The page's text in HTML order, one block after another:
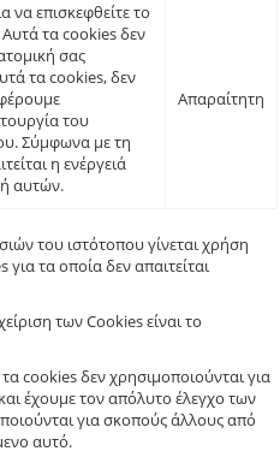
να επισκεφθείτε το
τα cookies δεν
σας
τα cookies, δεν
του
Σύμφωνα με τη
η ενέργειά
αυτών.
Απαραίτητη
του ιστότοπου γίνεται χρήση
τα οποία δεν απαιτείται
των Cookies είναι το
cookies δεν χρησιμοποιούνται για
έχουμε τον απόλυτο έλεγχο των
για σκοπούς άλλους από
αυτό.